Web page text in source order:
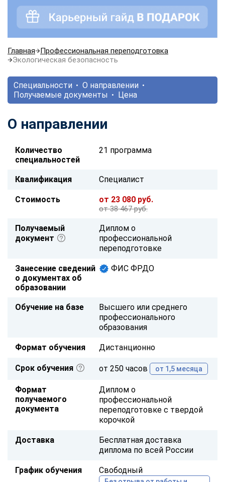
Главная
Профессиональная переподготовка
Экологическая безопасность
Специальности
О направлении
Получаемые документы
Цена
О направлении
Количество
специальностей
21 программа
Квалификация Специалист
Стоимость от 23 080 руб.
от 38 467 руб.
Получаемый
документ
Диплом о
профессиональной
переподготовке
Занесение сведений
о документах об
образовании
ФИС ФРДО
Обучение на базе
Высшего или среднего
профессионального
образования
Формат обучения Дистанционно
Срок обучения от 250 часов от 1,5 месяца
Формат
получаемого
документа
Диплом о
профессиональной
переподготовке с твердой
корочкой
Доставка
Бесплатная доставка
диплома по всей России
График обучения Свободный